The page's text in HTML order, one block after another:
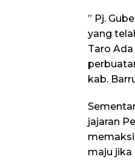
” Pj.
yang
Taro
kab.
jajaran
maju jika